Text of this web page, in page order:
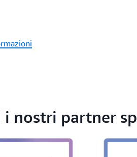
i nostri partner